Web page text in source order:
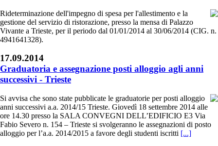
Rideterminazione dell'impegno di spesa per l'allestimento e la
gestione del servizio di ristorazione, presso la mensa di Palazzo
Vivante a Trieste, per il periodo dal 01/01/2014 al 30/06/2014 (CIG. n.
4941641328).
17.09.2014
Graduatoria e assegnazione posti alloggio agli anni
successivi - Trieste
Si avvisa che sono state pubblicate le graduatorie per posti alloggio
anni successivi a.a. 2014/15 Trieste. Giovedì 18 settembre 2014 alle
ore 14.30 presso la SALA CONVEGNI DELL’EDIFICIO E3 Via
Fabio Severo n. 154 – Trieste si svolgeranno le assegnazioni di posto
alloggio per l’a.a. 2014/2015 a favore degli studenti iscritti [...]